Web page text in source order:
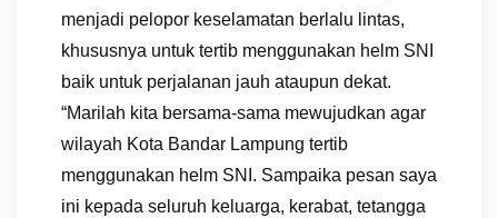
menjadi pelopor keselamatan berlalu lintas,
khususnya untuk tertib menggunakan helm SNI
baik untuk perjalanan jauh ataupun dekat.
“Marilah kita bersama-sama mewujudkan agar
wilayah Kota Bandar Lampung tertib
menggunakan helm SNI. Sampaika pesan saya
ini kepada seluruh keluarga, kerabat, tetangga